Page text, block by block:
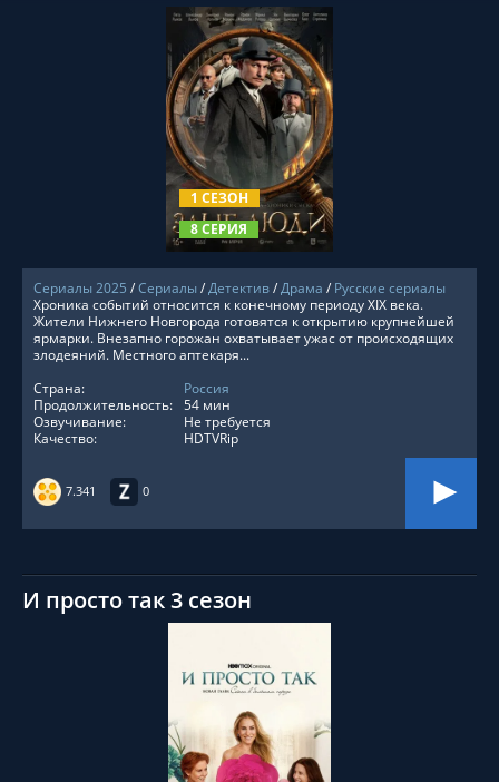
1 СЕЗОН
8 СЕРИЯ
СМОТРЕТЬ ОНЛАЙН
Сериалы 2025 /Сериалы/Детектив/Драма / Русские сериалы
7.341 0
Хроника событий относится к конечному периоду XIX века.
Жители Нижнего Новгорода готовятся к открытию крупнейшей
ярмарки. Внезапно горожан охватывает ужас от происходящих
злодеяний. Местного аптекаря...
Страна:
Россия
Продолжительность: 54 мин
Озвучивание:
Не требуется
Качество:
HDTVRip
И просто так 3 сезон
СМОТРЕТЬ ОНЛАЙН